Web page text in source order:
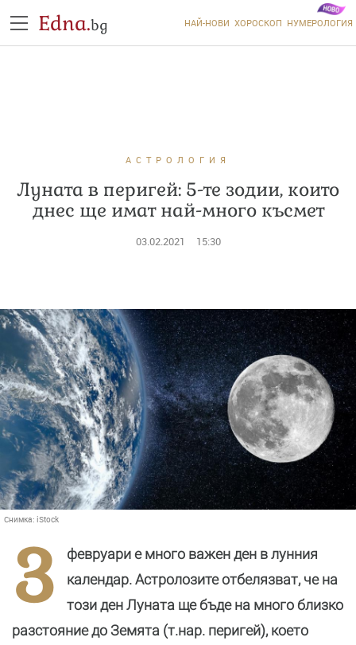
Edna.bg НАЙ-НОВИ ХОРОСКОП НУМЕРОЛОГИЯ
АСТРОЛОГИЯ
Луната в перигей: 5-те зодии, които
днес ще имат най-много късмет
03.02.2021 15:30
Снимка: iStock
3
февруари е много важен ден в лунния
календар. Астролозите отбелязват, че на
този ден Луната ще бъде на много близко
разстояние до Земята (т.нар. перигей), което